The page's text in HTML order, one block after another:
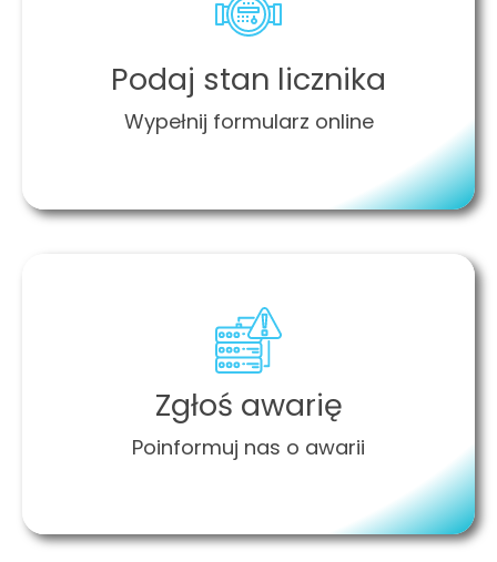
Podaj stan licznika
Wypełnij formularz online
Zgłoś awarię
Poinformuj nas o awarii